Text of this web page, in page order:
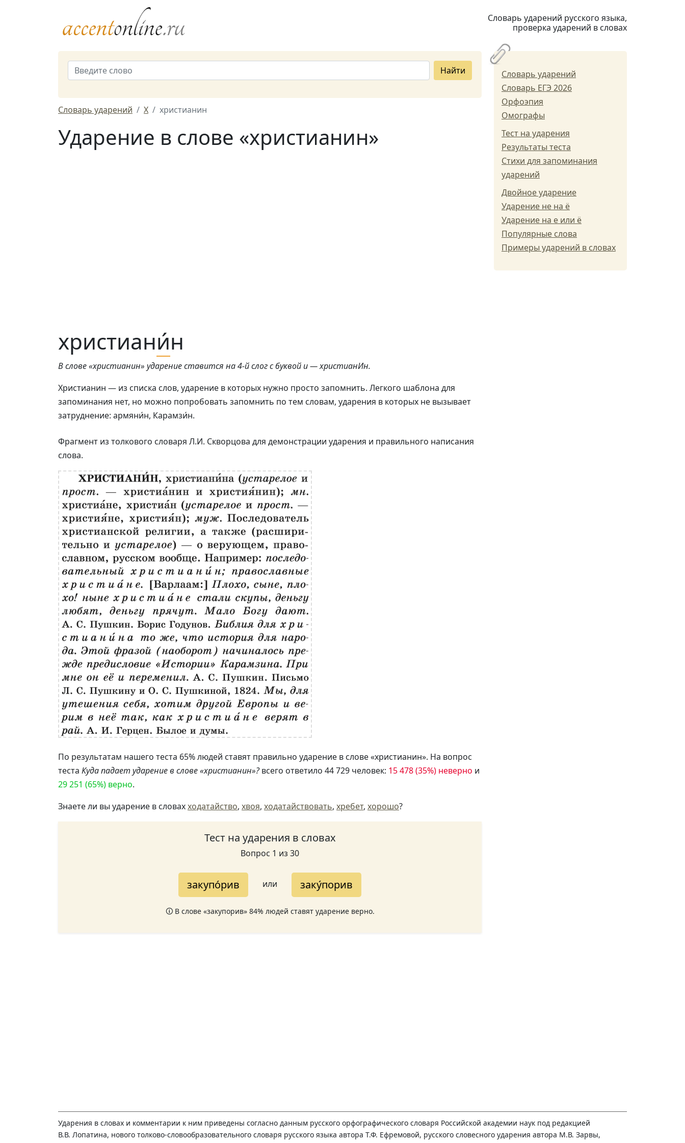
Словарь ударений русского языка,
проверка ударений в словах
Найти
Словарь ударений Х христианин
Ударение в слове «христианин»
христиани́н
В слове «христианин» ударение ставится на 4-й слог с буквой и — христианИн.
Христианин — из списка слов, ударение в которых нужно просто запомнить. Легкого шаблона для
запоминания нет, но можно попробовать запомнить по тем словам, ударения в которых не вызывает
затруднение: армяни́н, Карамзи́н.
Фрагмент из толкового словаря Л.И. Скворцова для демонстрации ударения и правильного написания
слова.
По результатам нашего теста 65% людей ставят правильно ударение в слове «христианин». На вопрос
теста Куда падает ударение в слове «христианин»?всего ответило 44 729 человек: 15 478 (35%) неверно и
29 251 (65%) верно.
Знаете ли вы ударение в словахходатайство, хвоя, ходатайствовать, хребет, хорошо?
Тест на ударения в словах
Вопрос 1 из 30
закупо́рив или заку́порив
🛈 В слове «закупорив» 84% людей ставят ударение верно.
Словарь ударений
Словарь ЕГЭ 2026
Орфоэпия
Омографы
Тест на ударения
Результаты теста
Стихи для запоминания
ударений
Двойное ударение
Ударение не на ё
Ударение на е или ё
Популярные слова
Примеры ударений в словах
Ударения в словах и комментарии к ним приведены согласно данным русского орфографического словаря Российской академии наук под редакцией
В.В. Лопатина, нового толково-словообразовательного словаря русского языка автора Т.Ф. Ефремовой, русского словесного ударения автора М.В. Зарвы,